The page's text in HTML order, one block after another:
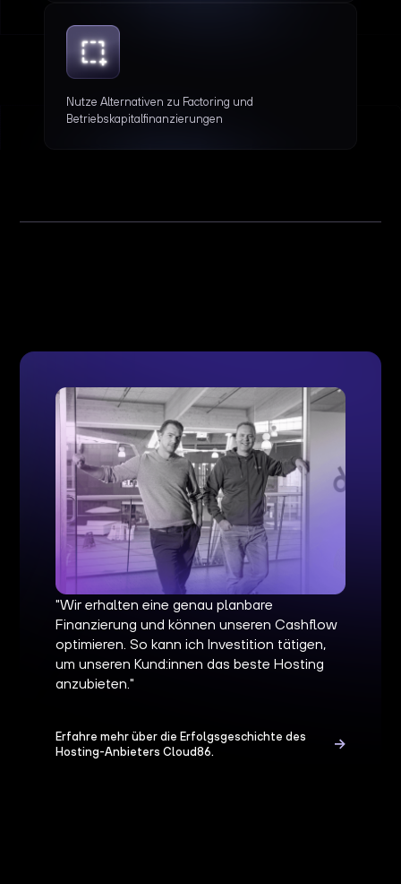
Nutze Alternativen zu Factoring und
Betriebskapitalfinanzierungen
"Wir erhalten eine genau planbare
Finanzierung und können unseren Cashflow
optimieren. So kann ich Investition tätigen,
um unseren Kund:innen das beste Hosting
anzubieten."
Erfahre mehr über die Erfolgsgeschichte des
Hosting-Anbieters Cloud86.